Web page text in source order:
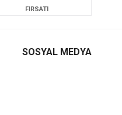
FIRSATI
SOSYAL MEDYA